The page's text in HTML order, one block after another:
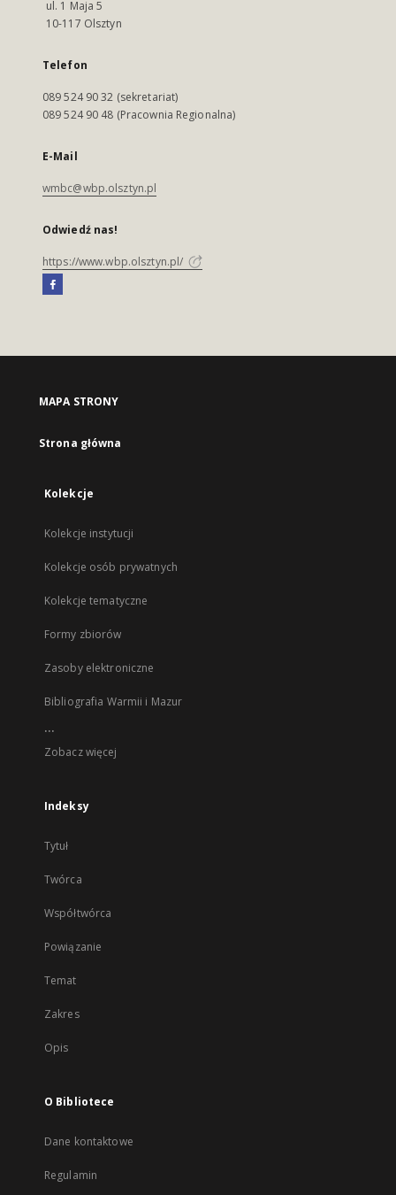
ul. 1 Maja 5
10-117 Olsztyn
Telefon
089 524 90 32 (sekretariat)
089 524 90 48 (Pracownia Regionalna)
E-Mail
wmbc@wbp.olsztyn.pl
Odwiedź nas!
https://www.wbp.olsztyn.pl/
MAPA STRONY
Strona główna
Kolekcje
Kolekcje instytucji
Kolekcje osób prywatnych
Kolekcje tematyczne
Formy zbiorów
Zasoby elektroniczne
Bibliografia Warmii i Mazur
...
Zobacz więcej
Indeksy
Tytuł
Twórca
Współtwórca
Powiązanie
Temat
Zakres
Opis
O Bibliotece
Dane kontaktowe
Regulamin